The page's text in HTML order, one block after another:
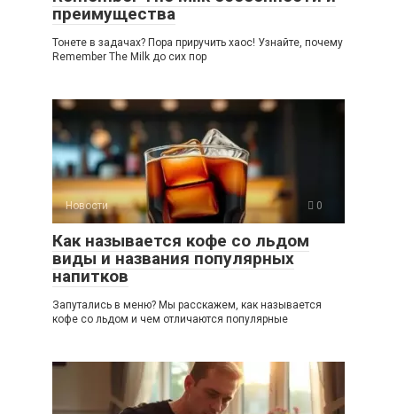
преимущества
Тонете в задачах? Пора приручить хаос! Узнайте, почему
Remember The Milk до сих пор
Новости 0
Как называется кофе со льдом
виды и названия популярных
напитков
Запутались в меню? Мы расскажем, как называется
кофе со льдом и чем отличаются популярные